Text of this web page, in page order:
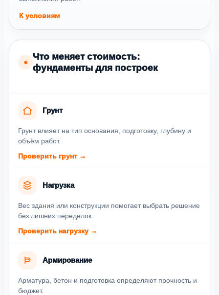
К условиям
●
Что меняет стоимость:
фундаменты для построек
Грунт
Грунт влияет на тип основания, подготовку, глубину и
объём работ.
Проверить грунт →
Нагрузка
Вес здания или конструкции помогает выбрать решение
без лишних переделок.
Проверить нагрузку →
Армирование
Арматура, бетон и подготовка определяют прочность и
бюджет.